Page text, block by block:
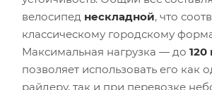
велосипед нескладной, что
классическому городскому
Максимальная нагрузка — до 120
позволяет использовать его как
райдеру, так и при перевозке